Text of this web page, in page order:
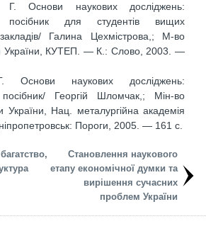
Г. Основи наукових досліджень:
посібник для студентів вищих
Галина Цехмістрова,; М-во
України, КУТЕП. — К.: Слово, 2003. —
Основи наукових досліджень:
Георгій Шломчак,; Мін-во
України, Нац. металургійна академія
Пороги, 2005. — 161 с.
Становлення наукового
етапу економічної думки та
вирішення сучасних
проблем України